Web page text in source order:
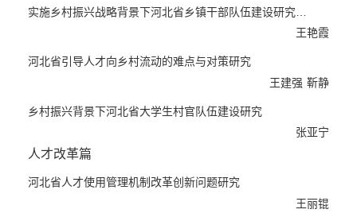
的人才开发、加大校企合作力度以及开展有针对性的人才引进等多
村振兴中的各类人才、乡镇干部队伍、大学生村官等发展问题开展
重点研究，指出乡村振兴战略中人才仍很紧缺，引导人才向乡村流
动仍存在政策障碍，乡镇干部、农村大学生村官等肩负乡村振兴战
政策力度，平衡乡镇权责，加强对乡镇干部的关爱，提高大学生村
官治理能力和水平等方面的对策建议。
人才改革篇重点对河北省人才流动、使用、评价（主要是职称评
王艳霞
王建强 靳静
河北省引导人才向乡村流动的难点与对策研究
张亚宁
乡村振兴背景下河北省大学生村官队伍建设研究
人才改革篇
王丽锟
河北省人才使用管理机制改革创新问题研究